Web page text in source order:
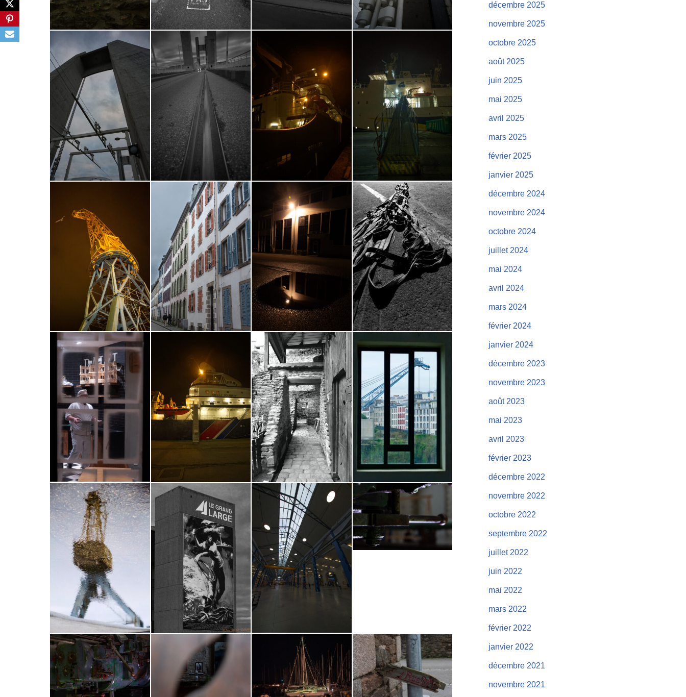
décembre 2025
novembre 2025
octobre 2025
août 2025
juin 2025
mai 2025
avril 2025
mars 2025
février 2025
janvier 2025
décembre 2024
novembre 2024
octobre 2024
juillet 2024
mai 2024
avril 2024
mars 2024
février 2024
janvier 2024
décembre 2023
novembre 2023
août 2023
mai 2023
avril 2023
février 2023
décembre 2022
novembre 2022
octobre 2022
septembre 2022
juillet 2022
juin 2022
mai 2022
mars 2022
février 2022
janvier 2022
décembre 2021
novembre 2021